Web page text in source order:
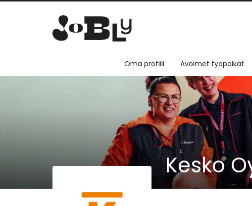
Oma profiili Avoimet työpaikat
Kesko